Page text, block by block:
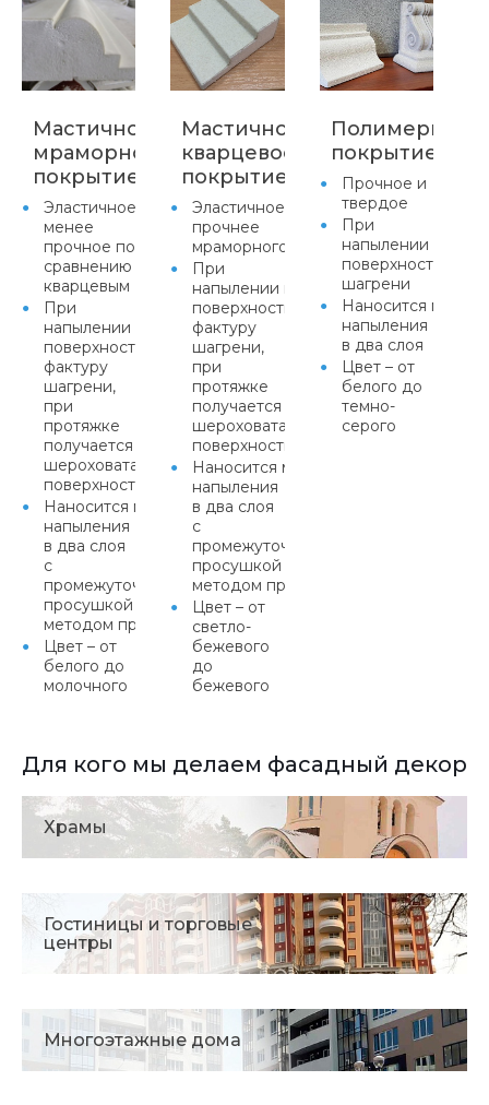
Мастичное
мраморное
покрытие
Эластичное,
менее
прочное по
сравнению с
кварцевым
При
напылении придает
поверхности
фактуру
шагрени,
при
протяжке
получается равномерная
шероховатая
поверхность
Наносится методом
напыления
в два слоя
с
промежуточной
просушкой или
методом протяжки
Цвет – от
белого до
молочного
Мастичное
кварцевое
покрытие
Эластичное,
прочнее
мраморного
При
напылении придает
поверхности
фактуру
шагрени,
при
протяжке
получается равномерная
шероховатая
поверхность
Наносится методом
напыления
в два слоя
с
промежуточной
просушкой или
методом протяжки
Цвет – от
светло-
бежевого
до
бежевого
покрытие
Прочное и
твердое
При
напылении
поверхности
шагрени
Наносится
напыления
в два слоя
Цвет – от
белого до
темно-
серого
Для кого мы делаем фасадный декор
Храмы
Гостиницы и торговые
центры
Многоэтажные дома